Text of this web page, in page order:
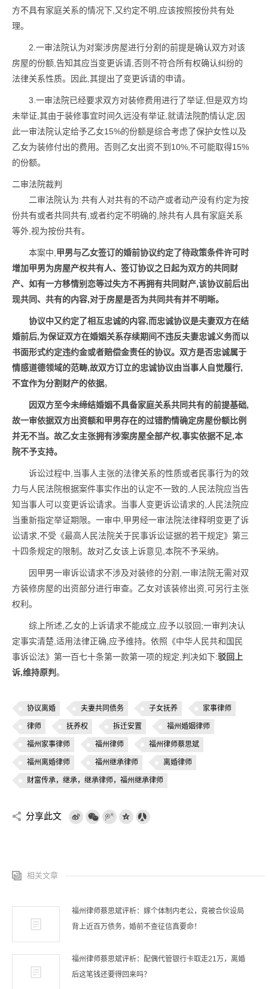
方不具有家庭关系的情况下,又约定不明,应该按照按份共有处
理。
2.一审法院认为对案涉房屋进行分割的前提是确认双方对该
房屋的份额,告知其应当变更诉请,否则不符合所有权确认纠纷的
法律关系性质。因此,其提出了变更诉请的申请。
3.一审法院已经要求双方对装修费用进行了举证,但是双方均
未举证,其由于装修事宜时间久远没有举证,就请法院酌情认定,因
此一审法院认定给予乙女15%的份额是综合考虑了保护女性以及
乙女为装修付出的费用。否则乙女出资不到10%,不可能取得15%
的份额。
二审法院裁判
二审法院认为:共有人对共有的不动产或者动产没有约定为按
份共有或者共同共有,或者约定不明确的,除共有人具有家庭关系
等外,视为按份共有。
本案中, 甲男与乙女签订的婚前协议约定了待政策条件许可时
增加甲男为房屋产权共有人、签订协议之日起为双方的共同财
产、如有一方移情别恋等过失方不再拥有共同财产,该协议前后出
现共同、共有的内容,对于房屋是否为共同共有并不明晰。
协议中又约定了相互忠诚的内容,而忠诚协议是夫妻双方在结
婚前后,为保证双方在婚姻关系存续期间不违反夫妻忠诚义务而以
书面形式约定违约金或者赔偿金责任的协议。双方是否忠诚属于
情感道德领域的范畴,故双方订立的忠诚协议由当事人自觉履行,
不宜作为分割财产的依据。
因双方至今未缔结婚姻不具备家庭关系共同共有的前提基础,
故一审依据双方出资额和甲男存在的过错酌情确定房屋份额比例
并无不当。故乙女主张拥有涉案房屋全部产权,事实依据不足,本
院不予支持。
诉讼过程中,当事人主张的法律关系的性质或者民事行为的效
力与人民法院根据案件事实作出的认定不一致的,人民法院应当告
知当事人可以变更诉讼请求。当事人变更诉讼请求的,人民法院应
当重新指定举证期限。一审中,甲男经一审法院法律释明变更了诉
讼请求,不受《最高人民法院关于民事诉讼证据的若干规定》第三
十四条规定的限制。故对乙女该上诉意见,本院不予采纳。
因甲男一审诉讼请求不涉及对装修的分割,一审法院无需对双
方装修房屋的出资部分进行审查。乙女对该装修出资,可另行主张
权利。
综上所述,乙女的上诉请求不能成立,应予以驳回;一审判决认
定事实清楚,适用法律正确,应予维持。依照《中华人民共和国民
事诉讼法》第一百七十条第一款第一项的规定,判决如下:驳回上
诉,维持原判。
协议离婚 夫妻共同债务 子女抚养 家事律师
律师 抚养权 拆迁安置 福州婚姻律师
福州家事律师 福州律师 福州律师蔡思斌
福州离婚律师 福州继承律师 离婚律师
财富传承，继承，继承律师，福州继承律师
分享此文
相关文章
福州律师蔡思斌评析：嫁个体制内老公，竟被合伙设局
背上近百万债务，婚前不查征信真要命！
福州律师蔡思斌评析：配偶代管银行卡取走21万，离婚
后这笔钱还要得回来吗？